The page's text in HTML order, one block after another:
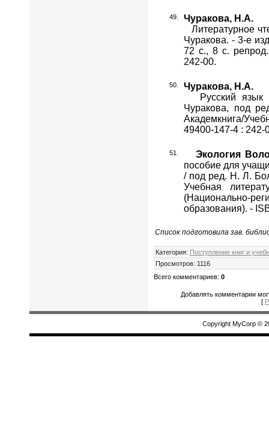
Чуракова, Н.А.
Литературное
Чуракова. - 3-е
72 с., 8 с.
242-00.
Чуракова, Н.А.
Русский язык
Чуракова, под
Академкнига/
49400-147-4 : 242-
Экология
пособие для
/ под ред. Н. Л.
Учебная
(Национально-
образования). -
Список подготовила зав.
Категория: Поступление книг и
Просмотров: 1116
Всего комментариев: 0
Добавлять комментарии
[
Copyright MyCorp ©